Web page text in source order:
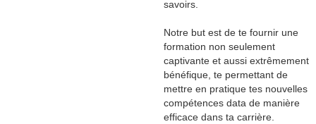
savoirs.
Notre but est de te fournir une
formation non seulement
captivante et aussi extrêmement
bénéfique, te permettant de
mettre en pratique tes nouvelles
compétences data de manière
efficace dans ta carrière.